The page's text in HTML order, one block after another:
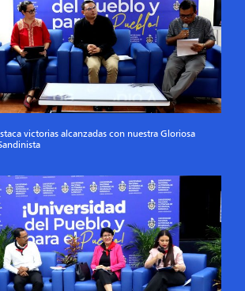
victorias alcanzadas con nuestra Gloriosa